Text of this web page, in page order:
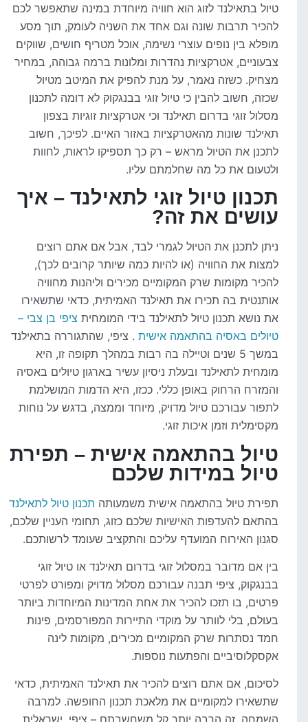
טיול בתאילנד לזוג הוא חוויה מיוחדת במינה שתאפשר לכם
להכיר תרבות שונה וגם אחד את השניה לעומק, תוך מסע
מופלא בין נופים עוצרי נשימה, אוכל מטריף חושים, שווקים
צבעוניים, אטרקציות נהדרות ומלונות ברמה גבוהה, במחיר
מצחיק. כשזה נאמר, על מנת להפיק את המיטב מטיול
שכזה, חשוב להבין כי טיול זוגי בבנגקוק לא דומה לתכנון
מסלול זוגי בדרום תאילנד וכי אטרקציות זוגיות בצפון
תאילנד שונות מהאטרקציות באזור האיים. לפיכך, חשוב
לתכנן את הטיול מראש – רק כך תספיקו לראות, לחוות
ולטעום את כל מה שחלמתם עליו.
תכנון טיול זוגי לתאילנד – איך
עושים את זה?
ניתן לתכנן את הטיול לגמרי לבד, אבל אם אתם רוצים
למצות את החוויה (או להיות כמה שיותר קרובים לכך),
להכיר מקומות שרק המקומיים מכירים וליהנות מחוויה
אותנטית בה תכירו את תאילנד האמיתית, כדאי שתשאירו
את נושא תכנון טיול לתאילנד בידי המומחיתציפי בן צבי –
טיולים באסיה בהתאמה אישית. ציפי, שהתגוררה בתאילנד
במשך 5 שנים וטיילה בה רבות במהלך תקופה זו, היא
מומחית לתאילנד ובעלת ניסיון עשיר בארגון טיולים באסיה
והמזרח הרחוק באופן כללי. ככזו, היא הדמות המושלמת
לתפור עבורכם טיול מדויק, מיוחד וממצה, בדגש על נוחות
מקסימלית וזמן איכות זוגי.
טיול בהתאמה אישית – תפירת
טיול במידות שלכם
תפירת טיול בהתאמה אישית משמעותהתכנון טיול לתאילנד
בהתאם להעדפות האישיות שלכם כזוג, תחומי העניין שלכם,
סגנון האירוח המועדף עליכם והתקציב שעומד לרשותכם.
בין אם מדובר במסלול זוגי בדרום תאילנד או טיול זוגי
בבנגקוק, ציפי תבנה עבורכם מסלול מדויק ומפורט לפרטי
פרטים, בו תזכו להכיר את אחת המדינות המיוחדות ביותר
בעולם, בלי לוותר על מוקדי התיירות המפורסמים, פינות
חמד נסתרות שרק המקומיים מכירים, מקומות לינה
אקסקלוסיביים והפתעות נוספות.
לסיכום, אם אתם רוצים להכיר את תאילנד האמיתית, כדאי
שתשאירו למקומיים את מלאכת תכנון החופשה. למרבה